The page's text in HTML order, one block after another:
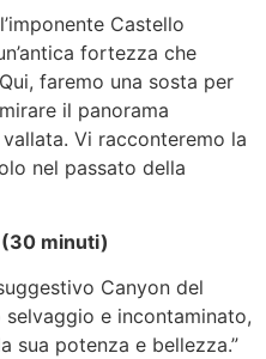
Castello
fortezza che
faremo una sosta per
il panorama
Vi racconteremo la
nel passato della
(30 minuti)
Canyon del
e incontaminato,
sua potenza e bellezza.”